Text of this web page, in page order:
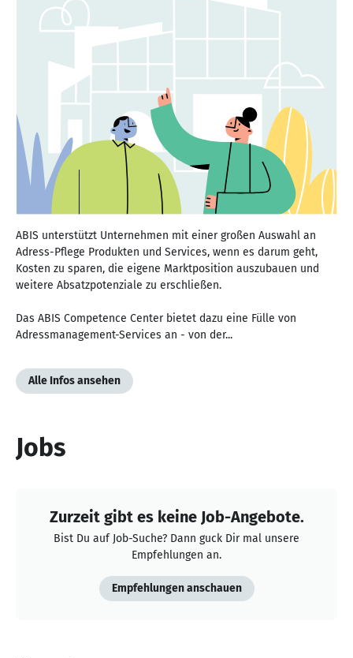
ABIS unterstützt Unternehmen mit einer großen Auswahl an
Adress-Pflege Produkten und Services, wenn es darum geht,
Kosten zu sparen, die eigene Marktposition auszubauen und
weitere Absatzpotenziale zu erschließen.
Das ABIS Competence Center bietet dazu eine Fülle von
Adressmanagement-Services an - von der...
Alle Infos ansehen
Jobs
Zurzeit gibt es keine Job-Angebote.
Bist Du auf Job-Suche? Dann guck Dir mal unsere
Empfehlungen an.
Empfehlungen anschauen